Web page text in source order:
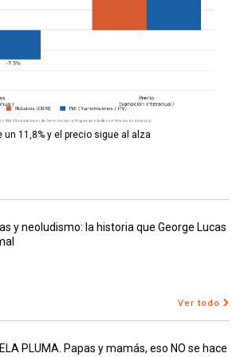
un 11,8% y el precio sigue al alza
y neoludismo: la historia que George Lucas
Ver todo
PLUMA. Papas y mamás, eso NO se hace